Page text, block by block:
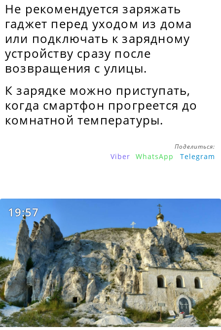
Не рекомендуется заряжать
гаджет перед уходом из дома
или подключать к зарядному
устройству сразу после
возвращения с улицы.
К зарядке можно приступать,
когда смартфон прогреется до
комнатной температуры.
Поделиться:
Viber WhatsApp Telegram
19:57